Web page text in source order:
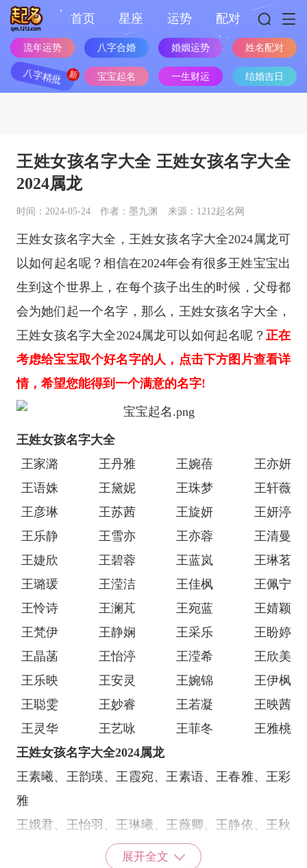
首页 星座 运势 配对
流年运势 八字合婚 婚姻运势 姓名配对
八字精批 宝宝起名 一生财运 结婚吉日
王姓女孩名字大全 王姓女孩名字大全
2024属龙
时间：2024-05-24 作者：墨九渊 来源：1212起名网
王姓女孩名字大全，王姓女孩名字大全2024属龙可
以如何起名呢？相信在2024年会有很多王姓宝宝出
生到这个世界上，在每个孩子出生的时候，父母都
会为她们起一个名字，那么，王姓女孩名字大全，
王姓女孩名字大全2024属龙可以如何起名呢？ 正在
考虑给宝宝取个好名字的人，点击下方图片查看详
情，希望您能得到一个满意的名字!
王姓女孩名字大全
王家潞
王丹雅 王婉蓓
王亦妍
王语姝
王黛妮 王珠梦
王轩薇
王彦琳
王苏茜 王旋妍
王妍渟
王乐静
王雪亦 王亦蓉
王清曼
王婕欣
王碧蓉 王蓝岚
王琳茗
王璐瑗
王滢洁 王佳枫
王佩宁
王怜诗
王澜芃 王宛蓝
王婧颖
王梵伊
王静娴 王采乐
王盼婷
王晶菡
王怡渟 王滢希
王欣美
王乐映
王安灵 王婉锦
王伊枫
王聪雯
王妙睿 王若凝
王映茜
王灵华
王艺咏 王菲冬
王雅桃
王姓女孩名字大全2024属龙
王素曦、王韵瑛、王霞宛、王素语、王春雅、王彩
雅
王娥君、王怡羽、王琳曦、王薇卿、王静依、王秋
展开全文